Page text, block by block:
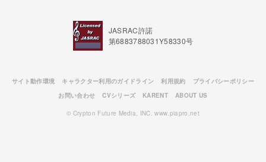
JASRAC許諾
第6883788031Y58330号
サイト動作環境 キャラクター利用のガイドライン 利用規約
プライバシーポリシー
お問い合わせ
CVシリーズ KARENT ABOUT US
© Crypton Future Media, INC. www.piapro.net